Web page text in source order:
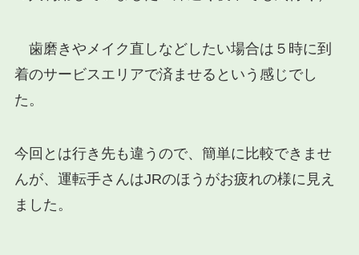
歯磨きやメイク直しなどしたい場合は５時に到
着のサービスエリアで済ませるという感じでし
た。
今回とは行き先も違うので、簡単に比較できませ
んが、運転手さんはJRのほうがお疲れの様に見え
ました。